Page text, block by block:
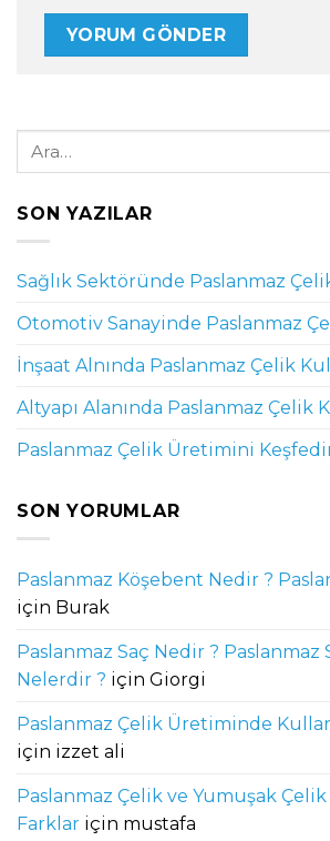
SON YAZILAR
Sağlık Sektöründe Paslanmaz
Otomotiv Sanayinde Paslanmaz
İnşaat Alnında Paslanmaz Çelik
Altyapı Alanında Paslanmaz Çelik
Paslanmaz Çelik Üretimini
SON YORUMLAR
Paslanmaz Köşebent Nedir ?
için Burak
Paslanmaz Saç Nedir ? Paslanmaz
Nelerdir ? için Giorgi
Paslanmaz Çelik Üretiminde
için izzet ali
Paslanmaz Çelik ve Yumuşak Çelik
Farklar için mustafa